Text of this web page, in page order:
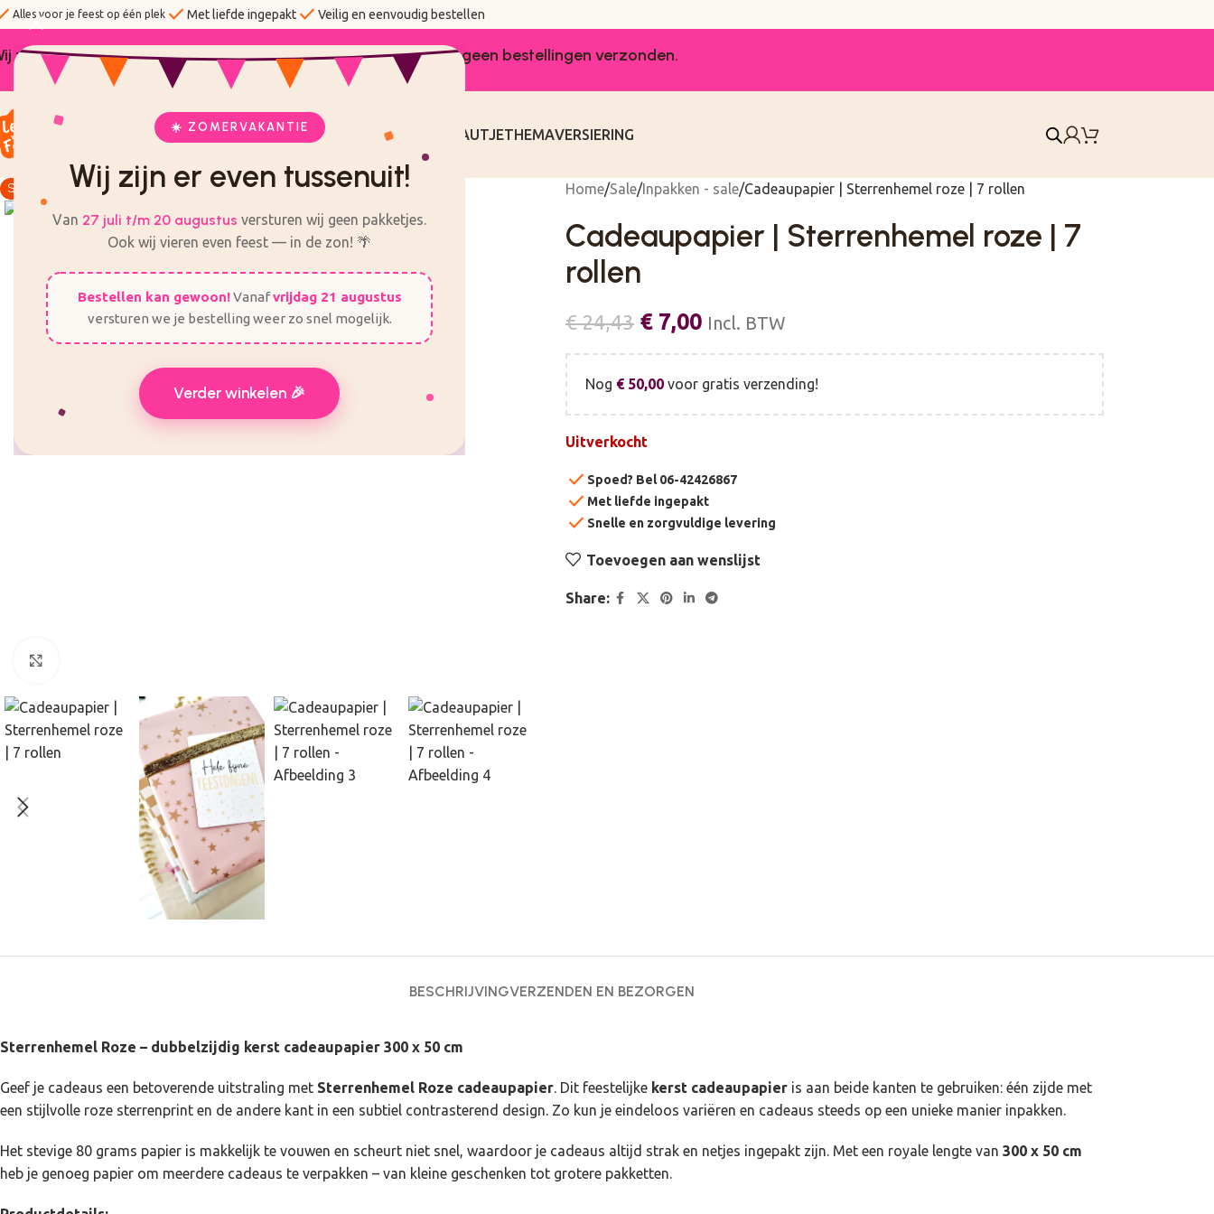
☀️ ZOMERVAKANTIE
Wij zijn er even tussenuit!
Van 27 juli t/m 20 augustus versturen wij geen pakketjes.
Ook wij vieren even feest — in de zon! 🌴
Bestellen kan gewoon!Vanafvrijdag 21 augustus
versturen we je bestelling weer zo snel mogelijk.
Verder winkelen 🎉
Alles voor je feest op één plek check Met liefde ingepakt check Veilig en eenvoudig bestellen
zijn er even tussenuit! Van 27 Juli t/m 20 augustus worden er geen bestellingen verzonden.
KANT EN KLARE TRAKTATIESZELF TRAKTATIES MAKEN CADEAUTJETHEMAVERSIERING
Sale Sold out Home Sale Inpakken - sale Cadeaupapier | Sterrenhemel roze | 7 rollen
Cadeaupapier | Sterrenhemel roze | 7
rollen
€24,43 €7,00 Incl. BTW
Nog €50,00voor gratis verzending!
Uitverkocht
check Spoed? Bel 06-42426867
check Met liefde ingepakt
check Snelle en zorgvuldige levering
Toevoegen aan wenslijst
Share:
BESCHRIJVINGVERZENDEN EN BEZORGEN
Sterrenhemel Roze – dubbelzijdig kerst cadeaupapier 300 x 50 cm
Geef je cadeaus een betoverende uitstraling met Sterrenhemel Roze cadeaupapier. Dit feestelijke kerst cadeaupapier is aan beide kanten te gebruiken: één zijde met
een stijlvolle roze sterrenprint en de andere kant in een subtiel contrasterend design. Zo kun je eindeloos variëren en cadeaus steeds op een unieke manier inpakken.
Het stevige 80 grams papier is makkelijk te vouwen en scheurt niet snel, waardoor je cadeaus altijd strak en netjes ingepakt zijn. Met een royale lengte van 300 x 50 cm
heb je genoeg papier om meerdere cadeaus te verpakken – van kleine geschenken tot grotere pakketten.